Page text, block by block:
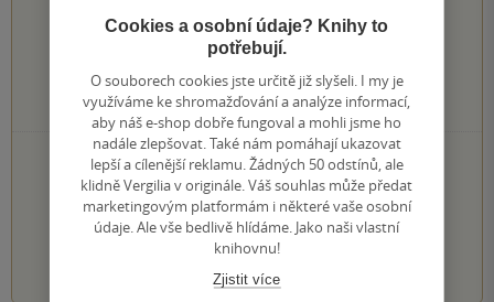
4×
5 hvězdiček
7×
4 hvězdičky
0×
0×
2 hvězdičky
0×
1 hvezdička
PŘIDEJTE SVÉ HODNOCENÍ KNIHY
Hodnocení našich knihkupců: 0.0 z 5
3 4 5
Cookies a osobní údaje? Knihy to
potřebují.
O souborech cookies jste určitě již slyšeli. I my je
využíváme ke shromažďování a analýze informací,
aby náš e-shop dobře fungoval a mohli jsme ho
nadále zlepšovat. Také nám pomáhají ukazovat
lepší a cílenější reklamu. Žádných 50 odstínů, ale
klidně Vergilia v originále. Váš souhlas může předat
marketingovým platformám i některé vaše osobní
údaje. Ale vše bedlivě hlídáme. Jako naši vlastní
knihovnu!
Zjistit více